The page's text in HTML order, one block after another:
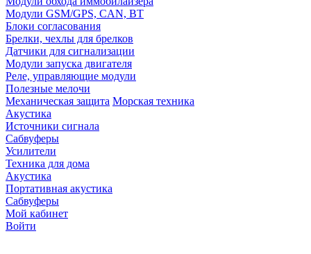
Модули GSM/GPS, CAN, BT
Блоки согласования
Брелки, чехлы для брелков
Датчики для сигнализации
Модули запуска двигателя
Реле, управляющие модули
Полезные мелочи
Механическая защита Морская техника
Акустика
Источники сигнала
Сабвуферы
Усилители
Техника для дома
Акустика
Портативная акустика
Сабвуферы
Мой кабинет
Войти